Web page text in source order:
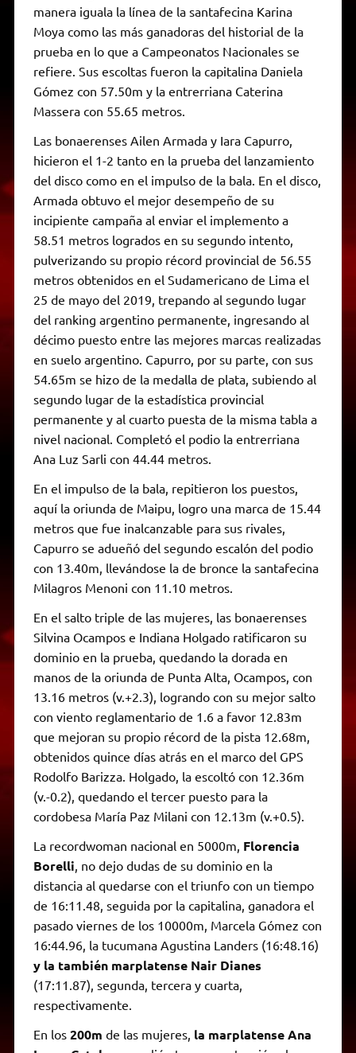
manera iguala la línea de la santafecina Karina
Moya como las más ganadoras del historial de la
prueba en lo que a Campeonatos Nacionales se
refiere. Sus escoltas fueron la capitalina Daniela
Gómez con 57.50m y la entrerriana Caterina
Massera con 55.65 metros.
Las bonaerenses Ailen Armada y Iara Capurro,
hicieron el 1-2 tanto en la prueba del lanzamiento
del disco como en el impulso de la bala. En el disco,
Armada obtuvo el mejor desempeño de su
incipiente campaña al enviar el implemento a
58.51 metros logrados en su segundo intento,
pulverizando su propio récord provincial de 56.55
metros obtenidos en el Sudamericano de Lima el
25 de mayo del 2019, trepando al segundo lugar
del ranking argentino permanente, ingresando al
décimo puesto entre las mejores marcas realizadas
en suelo argentino. Capurro, por su parte, con sus
54.65m se hizo de la medalla de plata, subiendo al
segundo lugar de la estadística provincial
permanente y al cuarto puesta de la misma tabla a
nivel nacional. Completó el podio la entrerriana
Ana Luz Sarli con 44.44 metros.
En el impulso de la bala, repitieron los puestos,
aquí la oriunda de Maipu, logro una marca de 15.44
metros que fue inalcanzable para sus rivales,
Capurro se adueñó del segundo escalón del podio
con 13.40m, llevándose la de bronce la santafecina
Milagros Menoni con 11.10 metros.
En el salto triple de las mujeres, las bonaerenses
Silvina Ocampos e Indiana Holgado ratificaron su
dominio en la prueba, quedando la dorada en
manos de la oriunda de Punta Alta, Ocampos, con
13.16 metros (v.+2.3), logrando con su mejor salto
con viento reglamentario de 1.6 a favor 12.83m
que mejoran su propio récord de la pista 12.68m,
obtenidos quince días atrás en el marco del GPS
Rodolfo Barizza. Holgado, la escoltó con 12.36m
(v.-0.2), quedando el tercer puesto para la
cordobesa María Paz Milani con 12.13m (v.+0.5).
La recordwoman nacional en 5000m, Florencia
Borelli , no dejo dudas de su dominio en la
distancia al quedarse con el triunfo con un tiempo
de 16:11.48, seguida por la capitalina, ganadora el
pasado viernes de los 10000m, Marcela Gómez con
16:44.96, la tucumana Agustina Landers (16:48.16)
y la también marplatense Nair Dianes
(17:11.87), segunda, tercera y cuarta,
respectivamente.
En los 200m de las mujeres, la marplatense Ana